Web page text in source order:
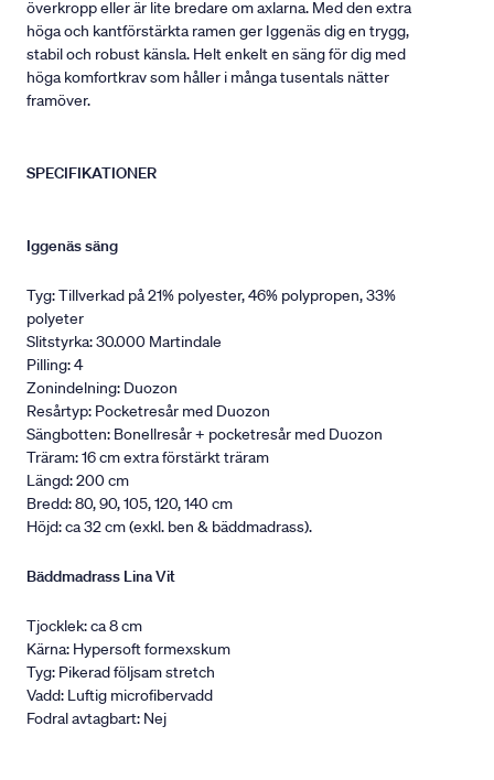
överkropp eller är lite bredare om axlarna. Med den extra
höga och kantförstärkta ramen ger Iggenäs dig en trygg,
stabil och robust känsla. Helt enkelt en säng för dig med
höga komfortkrav som håller i många tusentals nätter
framöver.
SPECIFIKATIONER
Iggenäs säng
Tyg: Tillverkad på 21% polyester, 46% polypropen, 33%
polyeter
Slitstyrka: 30.000 Martindale
Pilling: 4
Zonindelning: Duozon
Resårtyp: Pocketresår med Duozon
Sängbotten: Bonellresår + pocketresår med Duozon
Träram: 16 cm extra förstärkt träram
Längd: 200 cm
Bredd: 80, 90, 105, 120, 140 cm
Höjd: ca 32 cm (exkl. ben & bäddmadrass).
Bäddmadrass Lina Vit
Tjocklek: ca 8 cm
Kärna: Hypersoft formexskum
Tyg: Pikerad följsam stretch
Vadd: Luftig microfibervadd
Fodral avtagbart: Nej